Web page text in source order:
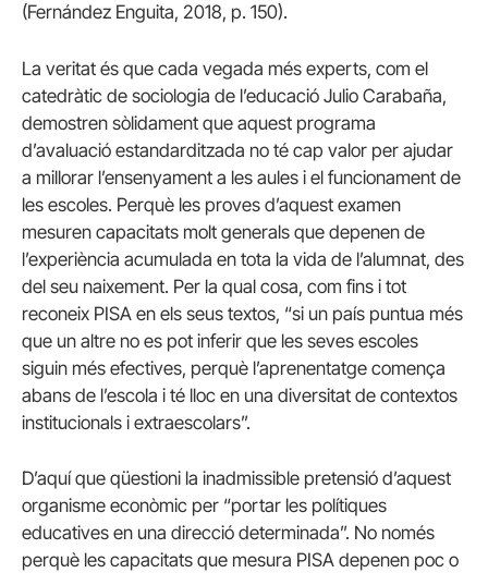
(Fernández Enguita, 2018, p. 150).
La veritat és que cada vegada més experts, com el
catedràtic de sociologia de l’educació Julio Carabaña,
demostren sòlidament que aquest programa
d’avaluació estandarditzada no té cap valor per ajudar
a millorar l’ensenyament a les aules i el funcionament de
les escoles. Perquè les proves d’aquest examen
mesuren capacitats molt generals que depenen de
l’experiència acumulada en tota la vida de l’alumnat, des
del seu naixement. Per la qual cosa, com fins i tot
reconeix PISA en els seus textos, “si un país puntua més
que un altre no es pot inferir que les seves escoles
siguin més efectives, perquè l’aprenentatge comença
abans de l’escola i té lloc en una diversitat de contextos
institucionals i extraescolars”.
D’aquí que qüestioni la inadmissible pretensió d’aquest
organisme econòmic per “portar les polítiques
educatives en una direcció determinada”. No només
perquè les capacitats que mesura PISA depenen poc o